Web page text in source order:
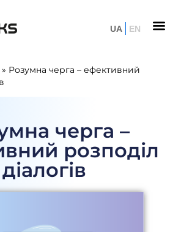
UA EN
» Розумна черга – ефективний
черга –
розподіл
діалогів